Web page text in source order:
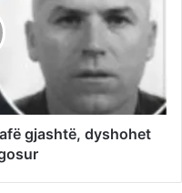
gjashtë, dyshohet